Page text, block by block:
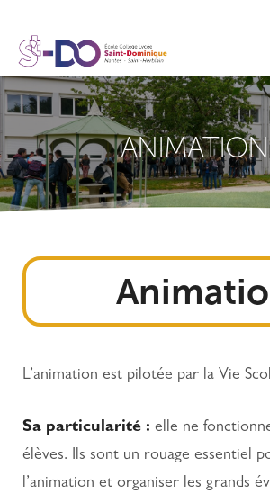
L’animation est pilotée par la Vie
Sa particularité : elle ne
élèves. Ils sont un rouage essentiel
l’animation et organiser les grands